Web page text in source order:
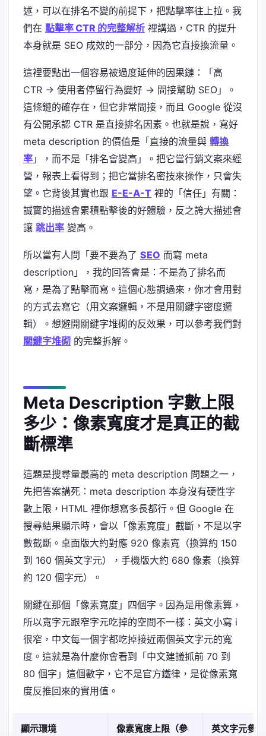
述，可以在排名不變的前提下，把點擊率往上拉。我
們在 點擊率 CTR 的完整解析 裡講過，CTR 的提升
本身就是 SEO 成效的一部分，因為它直接換流量。
這裡要點出一個容易被過度延伸的因果鏈：「高
CTR → 使用者停留行為變好 → 間接幫助 SEO」。
這條鏈的確存在，但它非常間接，而且 Google 從沒
有公開承認 CTR 是直接排名因素。也就是說，寫好
meta description 的價值是「直接的流量與 轉換
率 」，而不是「排名會變高」。把它當行銷文案來經
營，報表上看得到；把它當排名密技來操作，只會失
望。它背後其實也跟 E-E-A-T 裡的「信任」有關：
誠實的描述會累積點擊後的好體驗，反之誇大描述會
讓 跳出率 變高。
所以當有人問「要不要為了 SEO 而寫 meta
description」，我的回答會是：不是為了排名而
寫，是為了點擊而寫。這個心態調過來，你才會用對
的方式去寫它（用文案邏輯，不是用關鍵字密度邏
輯）。想避開關鍵字堆砌的反效果，可以參考我們對
關鍵字堆砌 的完整拆解。
Meta Description 字數上限
多少：像素寬度才是真正的截
斷標準
這題是搜尋量最高的 meta description 問題之一，
先把答案講死：meta description 本身沒有硬性字
數上限，HTML 裡你想寫多長都行。但 Google 在
搜尋結果顯示時，會以「像素寬度」截斷，不是以字
數截斷。桌面版大約對應 920 像素寬（換算約 150
到 160 個英文字元），手機版大約 680 像素（換算
約 120 個字元）。
關鍵在那個「像素寬度」四個字。因為是用像素算，
所以寬字元跟窄字元吃掉的空間不一樣：英文小寫 i
很窄，中文每一個字都吃掉接近兩個英文字元的寬
度。這就是為什麼你會看到「中文建議抓前 70 到
80 個字」這個數字，它不是官方鐵律，是從像素寬
度反推回來的實用值。
顯示環境
像素寬度上限（參
英文字元參考